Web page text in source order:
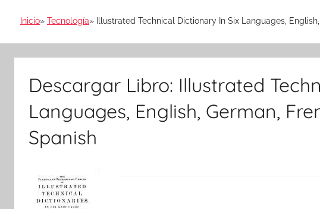
Inicio Tecnología Illustrated Technical Dictionary In Six Languages,
Descargar Libro: Illustrated
Languages, English, German,
Spanish